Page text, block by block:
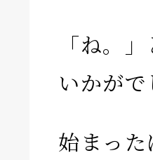
「ね。
いかが
始まっ